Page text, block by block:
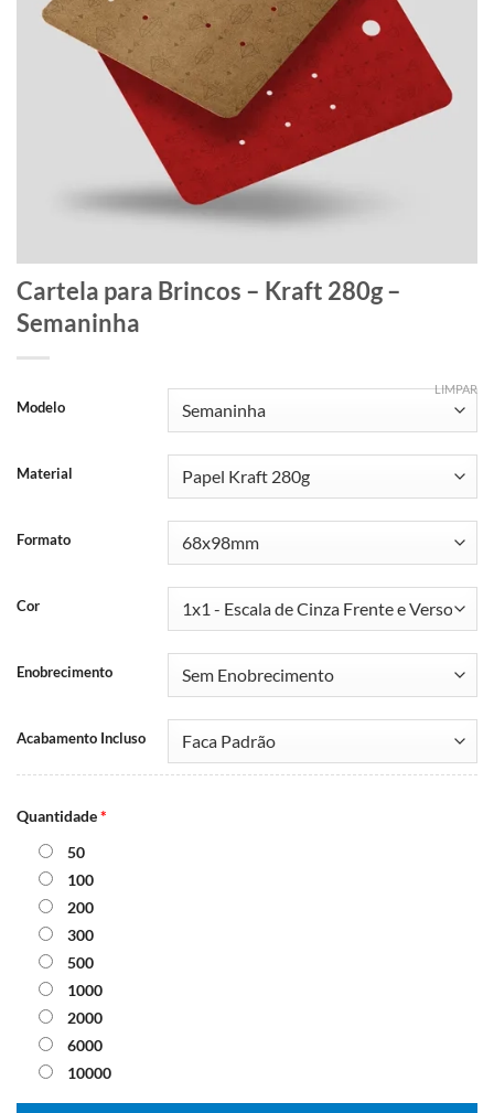
Cartela para Brincos – Kraft 280g –
Semaninha
Modelo
Material
Formato
Cor
Enobrecimento
Acabamento Incluso
LIMPAR
Quantidade*
50
100
200
300
500
1000
2000
6000
10000